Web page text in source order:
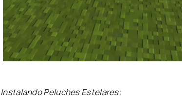
Instalando Peluches Estelares: